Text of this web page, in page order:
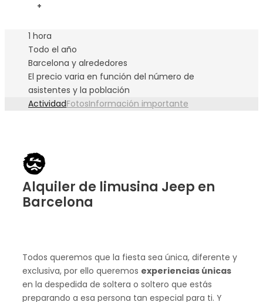
+
1 hora
Todo el año
Barcelona y alrededores
El precio varia en función del número de
asistentes y la población
ActividadFotosInformación importante
Alquiler de limusina Jeep en
Barcelona
Todos queremos que la fiesta sea única, diferente y
exclusiva, por ello queremos experiencias únicas
en la despedida de soltera o soltero que estás
preparando a esa persona tan especial para ti. Y